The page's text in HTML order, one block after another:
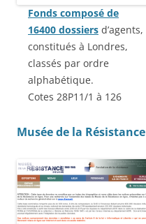
Fonds composé de
16400 dossiers d’agents,
constitués à Londres,
classés par ordre
alphabétique.
Cotes 28P11/1 à 126
Musée de la Résistance